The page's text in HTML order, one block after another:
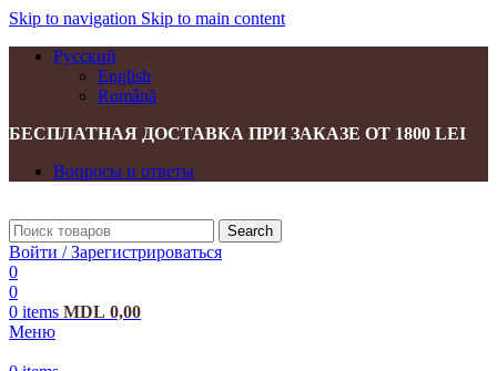
Skip to navigation Skip to main content
Русский
English
Română
БЕСПЛАТНАЯ ДОСТАВКА ПРИ ЗАКАЗЕ ОТ 1800 LEI
Вопросы и ответы
Search
Войти / Зарегистрироваться
0
0
0 items MDL 0,00
Меню